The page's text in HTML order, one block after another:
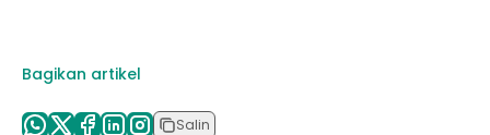
Bagikan artikel
Salin